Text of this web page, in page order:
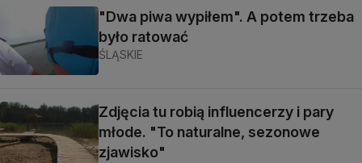
"Dwa piwa wypiłem". A potem trzeba
było ratować
ŚLĄSKIE
Zdjęcia tu robią influencerzy i pary
młode. "To naturalne, sezonowe
zjawisko"